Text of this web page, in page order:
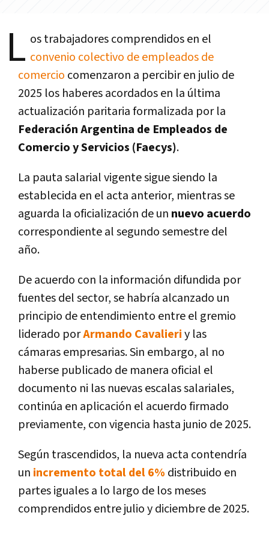
L os trabajadores comprendidos en el
convenio colectivo de empleados de
comercio comenzaron a percibir en julio de
2025 los haberes acordados en la última
actualización paritaria formalizada por la
Federación Argentina de Empleados de
Comercio y Servicios (Faecys).
La pauta salarial vigente sigue siendo la
establecida en el acta anterior, mientras se
aguarda la oficialización de un nuevo acuerdo
correspondiente al segundo semestre del
año.
De acuerdo con la información difundida por
fuentes del sector, se habría alcanzado un
principio de entendimiento entre el gremio
liderado porArmando Cavalieriy las
cámaras empresarias. Sin embargo, al no
haberse publicado de manera oficial el
documento ni las nuevas escalas salariales,
continúa en aplicación el acuerdo firmado
previamente, con vigencia hasta junio de 2025.
Según trascendidos, la nueva acta contendría
un incremento total del 6% distribuido en
partes iguales a lo largo de los meses
comprendidos entre julio y diciembre de 2025.